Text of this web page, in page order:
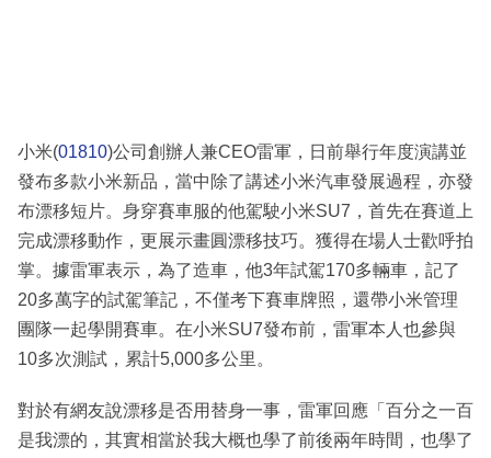
專
區
小米(01810)公司創辦人兼CEO雷軍，日前舉行年度演講並
發布多款小米新品，當中除了講述小米汽車發展過程，亦發
布漂移短片。身穿賽車服的他駕駛小米SU7，首先在賽道上
完成漂移動作，更展示畫圓漂移技巧。獲得在場人士歡呼拍
掌。據雷軍表示，為了造車，他3年試駕170多輛車，記了
20多萬字的試駕筆記，不僅考下賽車牌照，還帶小米管理
團隊一起學開賽車。在小米SU7發布前，雷軍本人也參與
10多次測試，累計5,000多公里。
對於有網友說漂移是否用替身一事，雷軍回應「百分之一百
是我漂的，其實相當於我大概也學了前後兩年時間，也學了